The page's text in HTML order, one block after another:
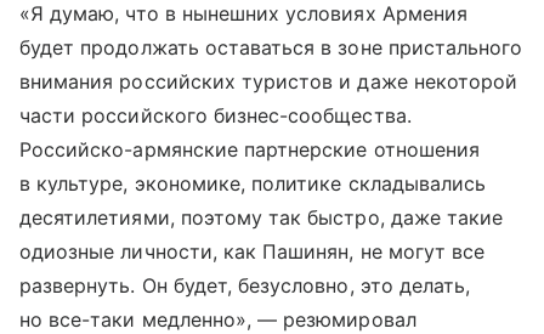
«Я думаю, что в нынешних условиях Армения
будет продолжать оставаться в зоне пристального
внимания российских туристов и даже некоторой
части российского бизнес-сообщества.
Российско-армянские партнерские отношения
в культуре, экономике, политике складывались
десятилетиями, поэтому так быстро, даже такие
одиозные личности, как Пашинян, не могут все
развернуть. Он будет, безусловно, это делать,
но все-таки медленно», — резюмировал